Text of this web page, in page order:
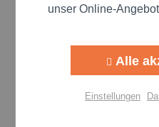
Getriebefließfett
Preis auf Anfrage
Personalisierung
unser Online-
Alle
Einstellungen